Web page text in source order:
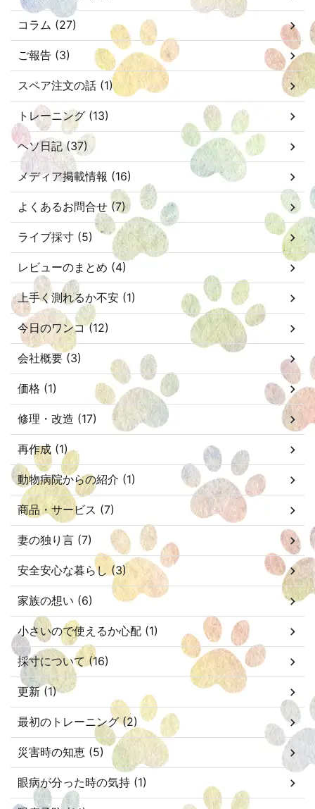
コラム (27)
ご報告 (3)
スペア注文の話 (1)
トレーニング (13)
ヘソ日記 (37)
メディア掲載情報 (16)
よくあるお問合せ (7)
ライブ採寸 (5)
レビューのまとめ (4)
上手く測れるか不安 (1)
今日のワンコ (12)
会社概要 (3)
価格 (1)
修理・改造 (17)
再作成 (1)
動物病院からの紹介 (1)
商品・サービス (7)
妻の独り言 (7)
安全安心な暮らし (3)
家族の想い (6)
小さいので使えるか心配 (1)
採寸について (16)
更新 (1)
最初のトレーニング (2)
災害時の知恵 (5)
眼病が分った時の気持 (1)